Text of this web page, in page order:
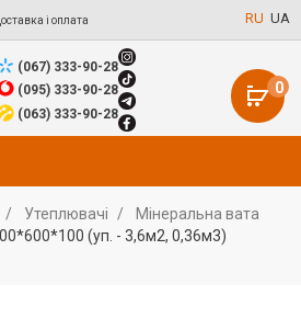
і оплата RU UA
0
(067) 333-90-28
(095) 333-90-28
(063) 333-90-28
Утеплювачі
Мінеральна вата
(уп. - 3,6м2, 0,36м3)